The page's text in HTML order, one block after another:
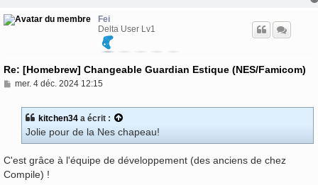
Fei
Delta User Lv1
Re: [Homebrew] Changeable Guardian Estique (NES/Famicom)
M
mer. 4 déc. 2024 12:15
kitchen34 a écrit :
Jolie pour de la Nes chapeau!
C'est grâce à l'équipe de développement (des anciens de chez
Compile) !